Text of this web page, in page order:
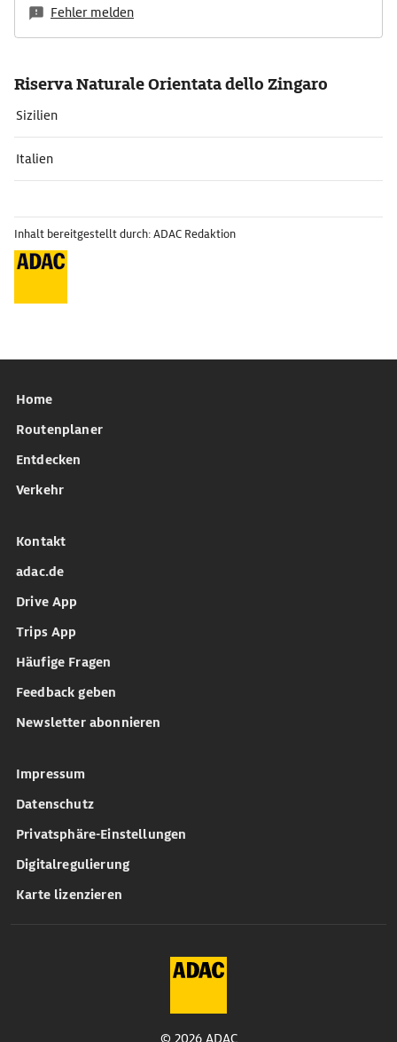
Fehler melden
Riserva Naturale Orientata dello Zingaro
Sizilien
Italien
Inhalt bereitgestellt durch: ADAC Redaktion
Home
Routenplaner
Entdecken
Verkehr
Kontakt
adac.de
Drive App
Trips App
Häufige Fragen
Feedback geben
Newsletter abonnieren
Impressum
Datenschutz
Privatsphäre-Einstellungen
Digitalregulierung
Karte lizenzieren
© 2026 ADAC